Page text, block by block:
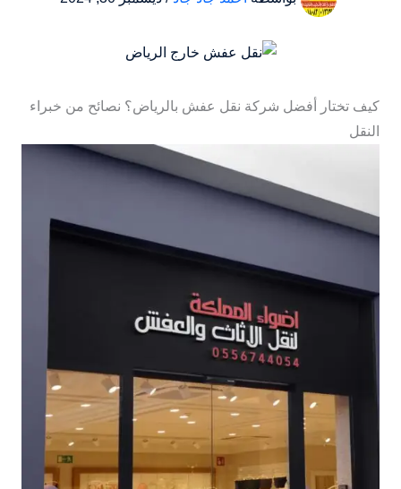
كيف تختار أفضل شركة نقل عفش بالرياض؟ نصائح من خبراء
النقل